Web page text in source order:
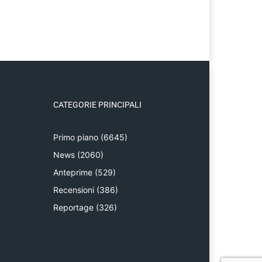
CATEGORIE PRINCIPALI
Primo piano (6645)
News (2060)
Anteprime (529)
Recensioni (386)
Reportage (326)